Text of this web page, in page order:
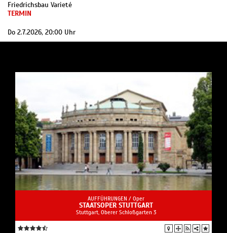
Friedrichsbau Varieté
TERMIN
Do 2.7.2026, 20:00 Uhr
AUFFÜHRUNGEN / Oper
STAATSOPER STUTTGART
Stuttgart, Oberer Schloßgarten 3